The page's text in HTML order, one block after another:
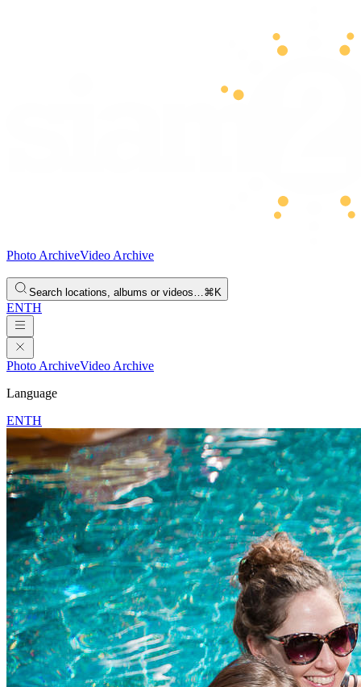
Photo ArchiveVideo Archive
Search locations, albums or videos…⌘K
ENTH
Photo ArchiveVideo Archive
Language
ENTH